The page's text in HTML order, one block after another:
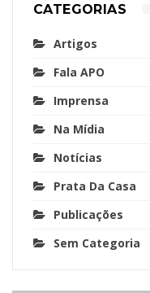
CATEGORIAS
Artigos
Fala APO
Imprensa
Na Mídia
Notícias
Prata Da Casa
Publicações
Sem Categoria